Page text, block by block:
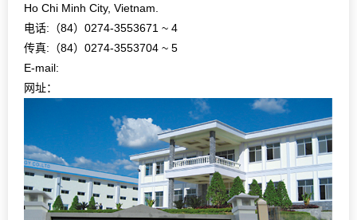
Ho Chi Minh City, Vietnam.
电话:（84）0274-3553671 ~ 4
传真:（84）0274-3553704 ~ 5
E-mail:
网址：